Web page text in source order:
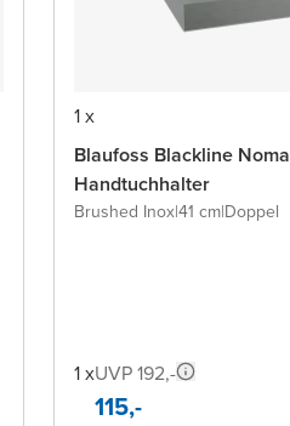
1 x
Blaufoss Blackline Noma
Handtuchhalter
Brushed Inox|41 cm|Doppel
1 xUVP 192,-
115,-